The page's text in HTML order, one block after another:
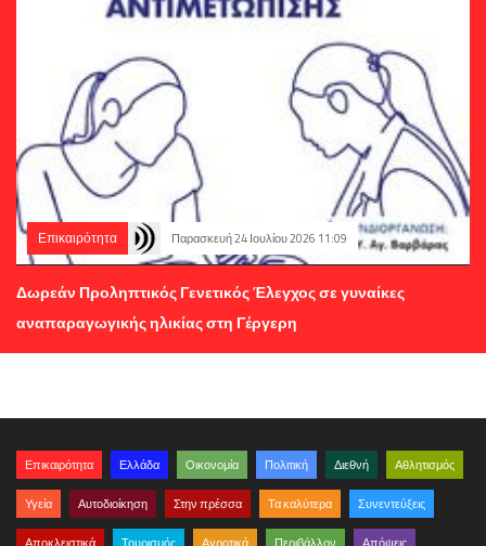
Επικαιρότητα Παρασκευή 24 Ιουλίου 2026 11:09
Δωρεάν Προληπτικός Γενετικός Έλεγχος σε γυναίκες
αναπαραγωγικής ηλικίας στη Γέργερη
Επικαιρότητα Ελλάδα Οικονομία Πολιτική Διεθνή Αθλητισμός
Υγεία Αυτοδιοίκηση Στην πρέσσα Τα καλύτερα Συνεντεύξεις